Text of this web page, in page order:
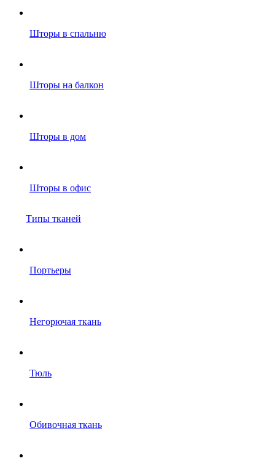
Шторы в спальню
Шторы на балкон
Шторы в дом
Шторы в офис
Типы тканей
Портьеры
Негорючая ткань
Тюль
Обивочная ткань